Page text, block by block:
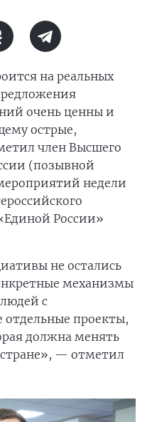
на реальных
очень ценны и
острые,
член Высшего
(позывной
недели
России»
не остались
механизмы
с
проекты,
должна менять
— отметил